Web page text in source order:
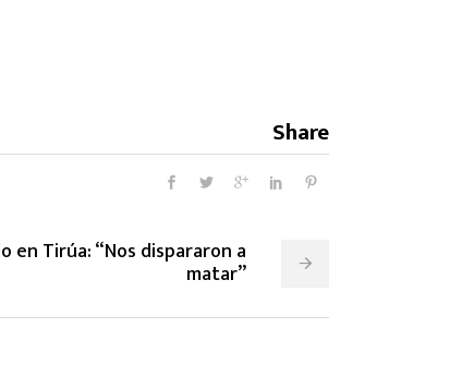
Share
en Tirúa: “Nos dispararon a
matar”